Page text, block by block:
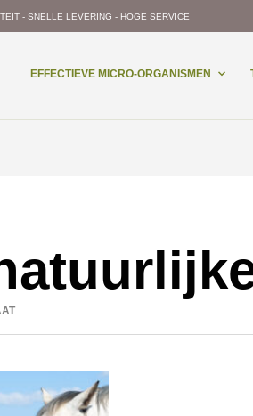
- SNELLE LEVERING - HOGE SERVICE
EFFECTIEVE MICRO-ORGANISMEN